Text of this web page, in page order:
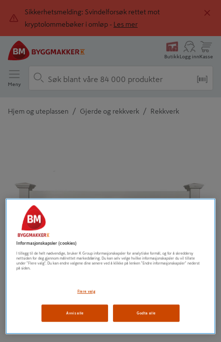
Sikkerhetsmelding: Svindelforsøk rettet mot
kryptolommebøker i omløp -
Les mer
ButikkLogg innKasse
Meny
Hjem og uteplassen / Gjerde og rekkverk / Rekkverk
Informasjonskapsler (cookies)
I tillegg til de helt nødvendige, bruker K Group informasjonskapsler for analytiske formål, og for å skreddersy
nettsiden for deg gjennom målrettet markedsføring. Du kan selv velge hvilke informasjonskapsler du vil tillate
under "Flere valg". Du kan endre valgene dine senere ved å klikke på lenken "Endre informasjonskapsler" nederst
på siden.
Flere valg
Avvis alle Godta alle